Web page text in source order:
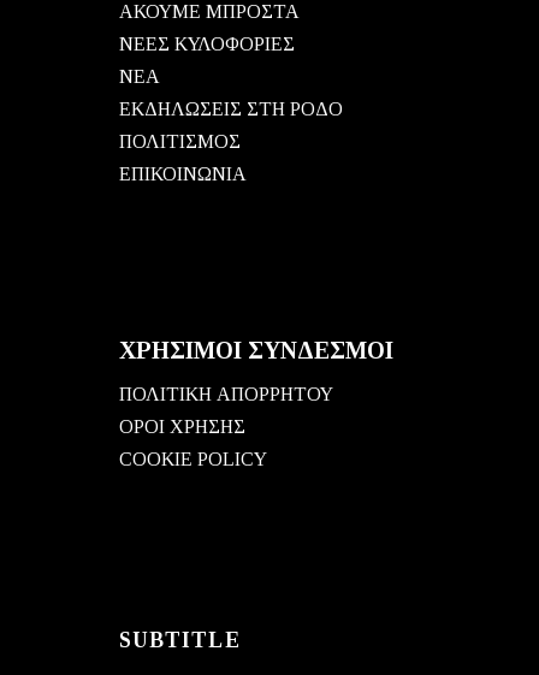
ΑΚΟΥΜΕ ΜΠΡΟΣΤΑ
ΝΕΕΣ ΚΥΛΟΦΟΡΙΕΣ
ΝΕΑ
ΕΚΔΗΛΩΣΕΙΣ ΣΤΗ ΡΟΔΟ
ΠΟΛΙΤΙΣΜΟΣ
ΕΠΙΚΟΙΝΩΝΙΑ
ΧΡΗΣΙΜΟΙ ΣΥΝΔΕΣΜΟΙ
ΠΟΛΙΤΙΚΗ ΑΠΟΡΡΗΤΟΥ
ΟΡΟΙ ΧΡΗΣΗΣ
COOKIE POLICY
SUBTITLE